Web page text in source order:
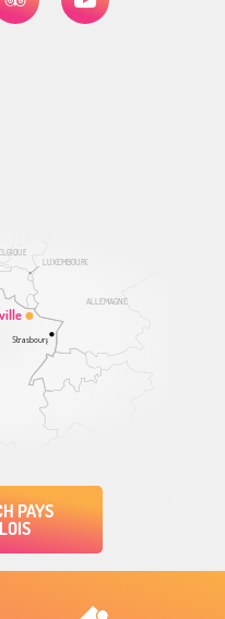
ALLEMAGNE
LUXEMBOURG
Strasbourg
PAYS